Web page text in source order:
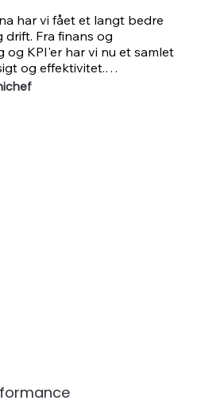
har vi fået et langt bedre
Fra finans og
KPI'er har vi nu et samlet
og effektivitet.
skyen fra vores gamle
nye muligheder, og vi har
end vi oprindeligt